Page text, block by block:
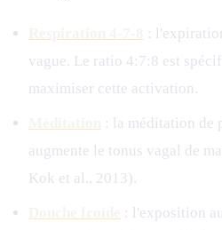
:
vague. Le ratio 4:7:8 est
maximiser cette activation.
: la méditation de
augmente le tonus vagal de
Kok et al., 2013).
: l'exposition